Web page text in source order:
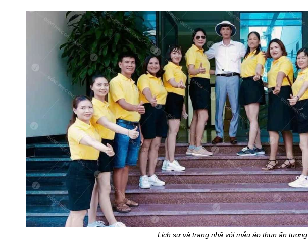
Lịch sự và trang nhã với mẫu áo thun ấn tượng